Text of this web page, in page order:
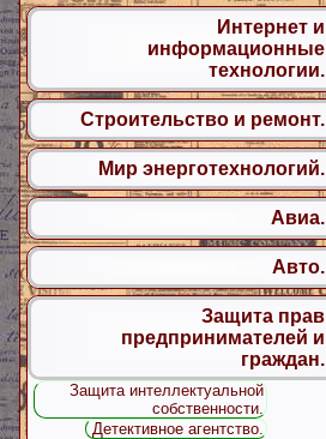
Интернет и
информационные
технологии.
Строительство и ремонт.
Мир энерготехнологий.
Авиа.
Авто.
Защита прав
предпринимателей и
граждан.
Защита интеллектуальной
собственности.
Детективное агентство.